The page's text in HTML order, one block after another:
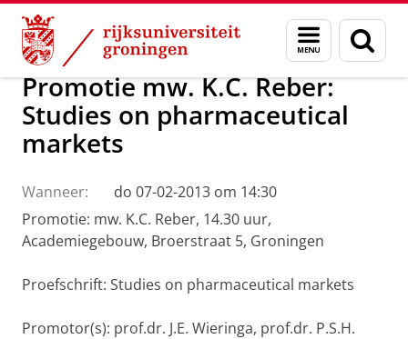
Skip
Content
Skip
Navigation
Menu
en
zoeken
Over ons Actueel Nieuws
Promotie mw. K.C. Reber:
Studies on pharmaceutical
markets
Wanneer:
do 07-02-2013 om 14:30
Promotie: mw. K.C. Reber, 14.30 uur,
Academiegebouw, Broerstraat 5, Groningen
Proefschrift: Studies on pharmaceutical markets
Promotor(s): prof.dr. J.E. Wieringa, prof.dr. P.S.H.